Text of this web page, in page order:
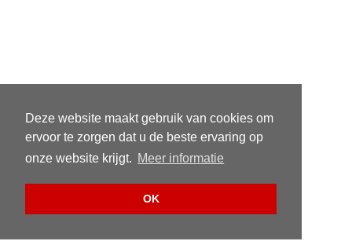
Deze website maakt gebruik van cookies om
ervoor te zorgen dat u de beste ervaring op
onze website krijgt. Meer informatie
OK